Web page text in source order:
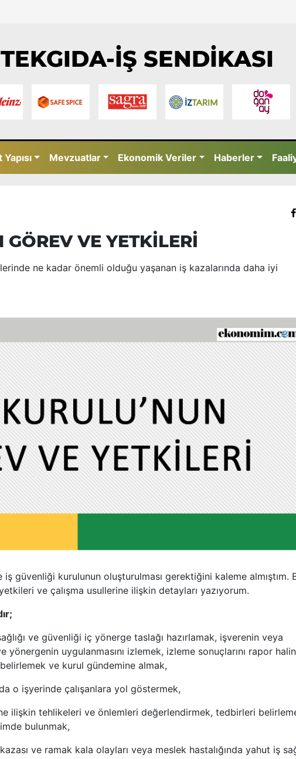
TEKGIDA-İŞ SENDİKASI
Mevzuatlar Ekonomik Veriler Haberler
GÖREV VE YETKİLERİ
ne kadar önemli olduğu yaşanan iş kazalarında daha iyi
güvenliği kurulunun oluşturulması gerektiğini kaleme almıştım.
ve çalışma usullerine ilişkin detayları yazıyorum.
ve güvenliği iç yönerge taslağı hazırlamak, işverenin veya
yönergenin uygulanmasını izlemek, izleme sonuçlarını rapor
ve kurul gündemine almak,
o işyerinde çalışanlara yol göstermek,
ilişkin tehlikeleri ve önlemleri değerlendirmek, tedbirleri
bulunmak,
ve ramak kala olayları veya meslek hastalığında yahut iş